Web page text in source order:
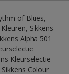
of Blues,
Sikkens
Alpha 501
Kleurselectie
Colour